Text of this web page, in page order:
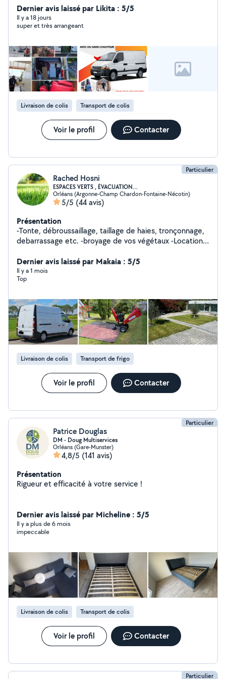
Dernier avis laissé par Likita : 5/5
Il y a 18 jours
super et très arrangeant
Livraison de colis Transport de colis
Voir le profil Contacter
Particulier
Rached Hosni
ESPACES VERTS , ÉVACUATION…
Orléans (Argonne-Champ Chardon-Fontaine-Nécotin)
5/5 (44 avis)
Présentation
-Tonte, débroussaillage, taillage de haies, tronçonnage,
debarrassage etc. -broyage de vos végétaux -Location
déchets -Livraison/installation de gros électroménager
,meubles... Pour plus d'informations n'hésitez pas à
m'envoyez un message et des photos . Intervention
votre disposition.
Dernier avis laissé par Makaia : 5/5
Il y a 1 mois
Top
Livraison de colis Transport de frigo
Voir le profil Contacter
Particulier
Patrice Douglas
DM - Doug Multiservices
Orléans (Gare-Munster)
4,8/5 (141 avis)
Présentation
Rigueur et efficacité à votre service !
Dernier avis laissé par Micheline : 5/5
Il y a plus de 6 mois
impeccable
Livraison de colis Transport de colis
Voir le profil Contacter
Particulier